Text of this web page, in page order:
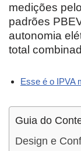
medições
padrões
autonomia
total
Esse é o IPVA
Guia do
Design e